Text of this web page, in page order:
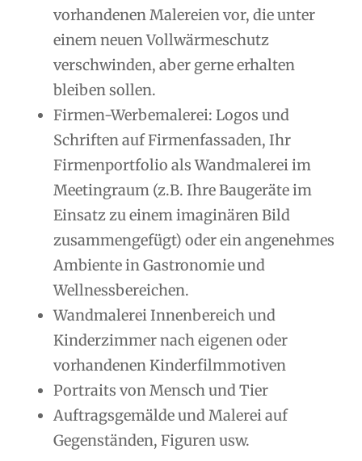
vorhandenen Malereien vor, die unter
einem neuen Vollwärmeschutz
verschwinden, aber gerne erhalten
bleiben sollen.
Firmen-Werbemalerei: Logos und
Schriften auf Firmenfassaden, Ihr
Firmenportfolio als Wandmalerei im
Meetingraum (z.B. Ihre Baugeräte im
Einsatz zu einem imaginären Bild
zusammengefügt) oder ein angenehmes
Ambiente in Gastronomie und
Wellnessbereichen.
Wandmalerei Innenbereich und
Kinderzimmer nach eigenen oder
vorhandenen Kinderfilmmotiven
Portraits von Mensch und Tier
Auftragsgemälde und Malerei auf
Gegenständen, Figuren usw.